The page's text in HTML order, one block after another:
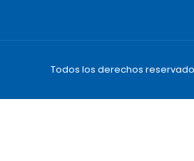
Todos los derechos